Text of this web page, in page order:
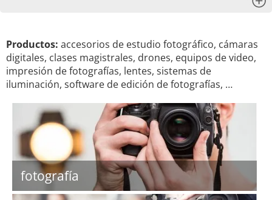
Productos: accesorios de estudio fotográfico, cámaras
digitales, clases magistrales, drones, equipos de video,
impresión de fotografías, lentes, sistemas de
iluminación, software de edición de fotografías, …
fotografía